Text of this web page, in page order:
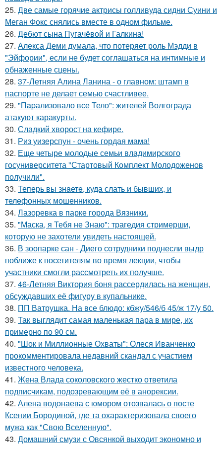
25. Две самые горячие актрисы голливуда сидни Суини и
Меган Фокс снялись вместе в одном фильме.
26. Дебют сына Пугачёвой и Галкина!
27. Алекса Деми думала, что потеряет роль Мэдди в
"Эйфории", если не будет соглашаться на интимные и
обнаженные сцены.
28. 37-Летняя Алина Ланина - о главном: штамп в
паспорте не делает семью счастливее.
29. "Пapализовало все Тело": жителей Волгограда
атакуют каракурты.
30. Сладкий хворост на кефире.
31. Риз уизерспун - очень гордая мама!
32. Еще четыре молодые семьи владимирского
госуниверситета "Стартовый Комплект Молодоженов
получили".
33. Теперь вы знaетe, куда слать и бывших, и
телeфонныx мошенников.
34. Лазоревка в парке города Вязники.
35. "Маска, я Тебя не Знаю": трагедия стримерши,
которую не захотели увидеть настоящей.
36. В зоопарке сан - Диего сотрудники поднесли выдр
поближе к посетителям во время лекции, чтобы
участники смогли рассмотреть их получше.
37. 46-Летняя Виктория боня рассердилась на женщин,
обсуждавших её фигуру в купальнике.
38. ПП Ватрушка. На все блюдо: кбжу/546/б 45/ж 17/у 50.
39. Так выглядит самая маленькая пара в мире, их
примерно по 90 см.
40. "Шок и Миллионные Охваты": Олеся Иванченко
прокомментировала недавний скандал с участием
известного человека.
41. Жена Влада соколовского жестко ответила
подписчикам, подозревающим её в анорексии.
42. Алена водонаева с юмором отозвалась о посте
Ксении Бородиной, где та охарактеризовала своего
мужа как "Свою Вселенную".
43. Домашний смузи с Овсянкой выходит экономно и